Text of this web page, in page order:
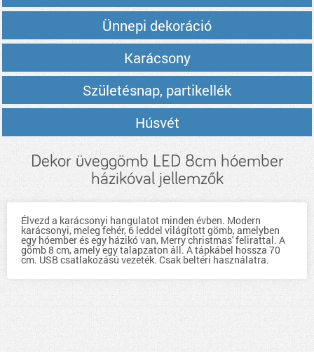
Ünnepi dekoráció
Karácsony
Születésnap, partikellék
Húsvét
Dekor üveggömb LED 8cm hóember
házikóval jellemzők
Élvezd a karácsonyi hangulatot minden évben. Modern
karácsonyi, meleg fehér, 6 leddel világított gömb, amelyben
egy hóember és egy házikó van, Merry christmas' felirattal. A
gömb 8 cm, amely egy talapzaton áll. A tápkábel hossza 70
cm. USB csatlakozású vezeték. Csak beltéri használatra.